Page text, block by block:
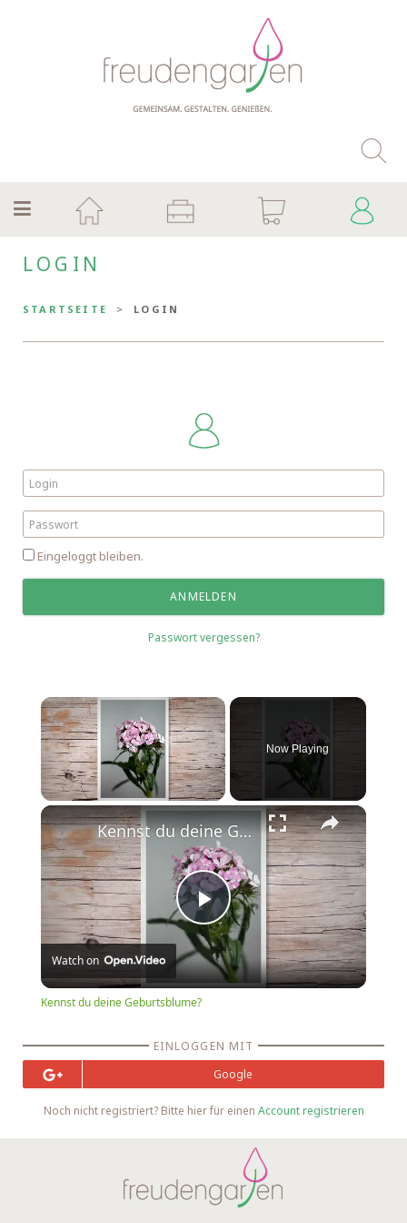
LOGIN
STARTSEITE LOGIN
Eingeloggt bleiben.
Passwort vergessen?
×
Now Playing
×
Play
Video
Kennst du deine Geburtsblume?
Watch on
Kennst du deine Geburtsblume?
EINLOGGEN MIT
Google
Noch nicht registriert? Bitte hier für einen Account registrieren